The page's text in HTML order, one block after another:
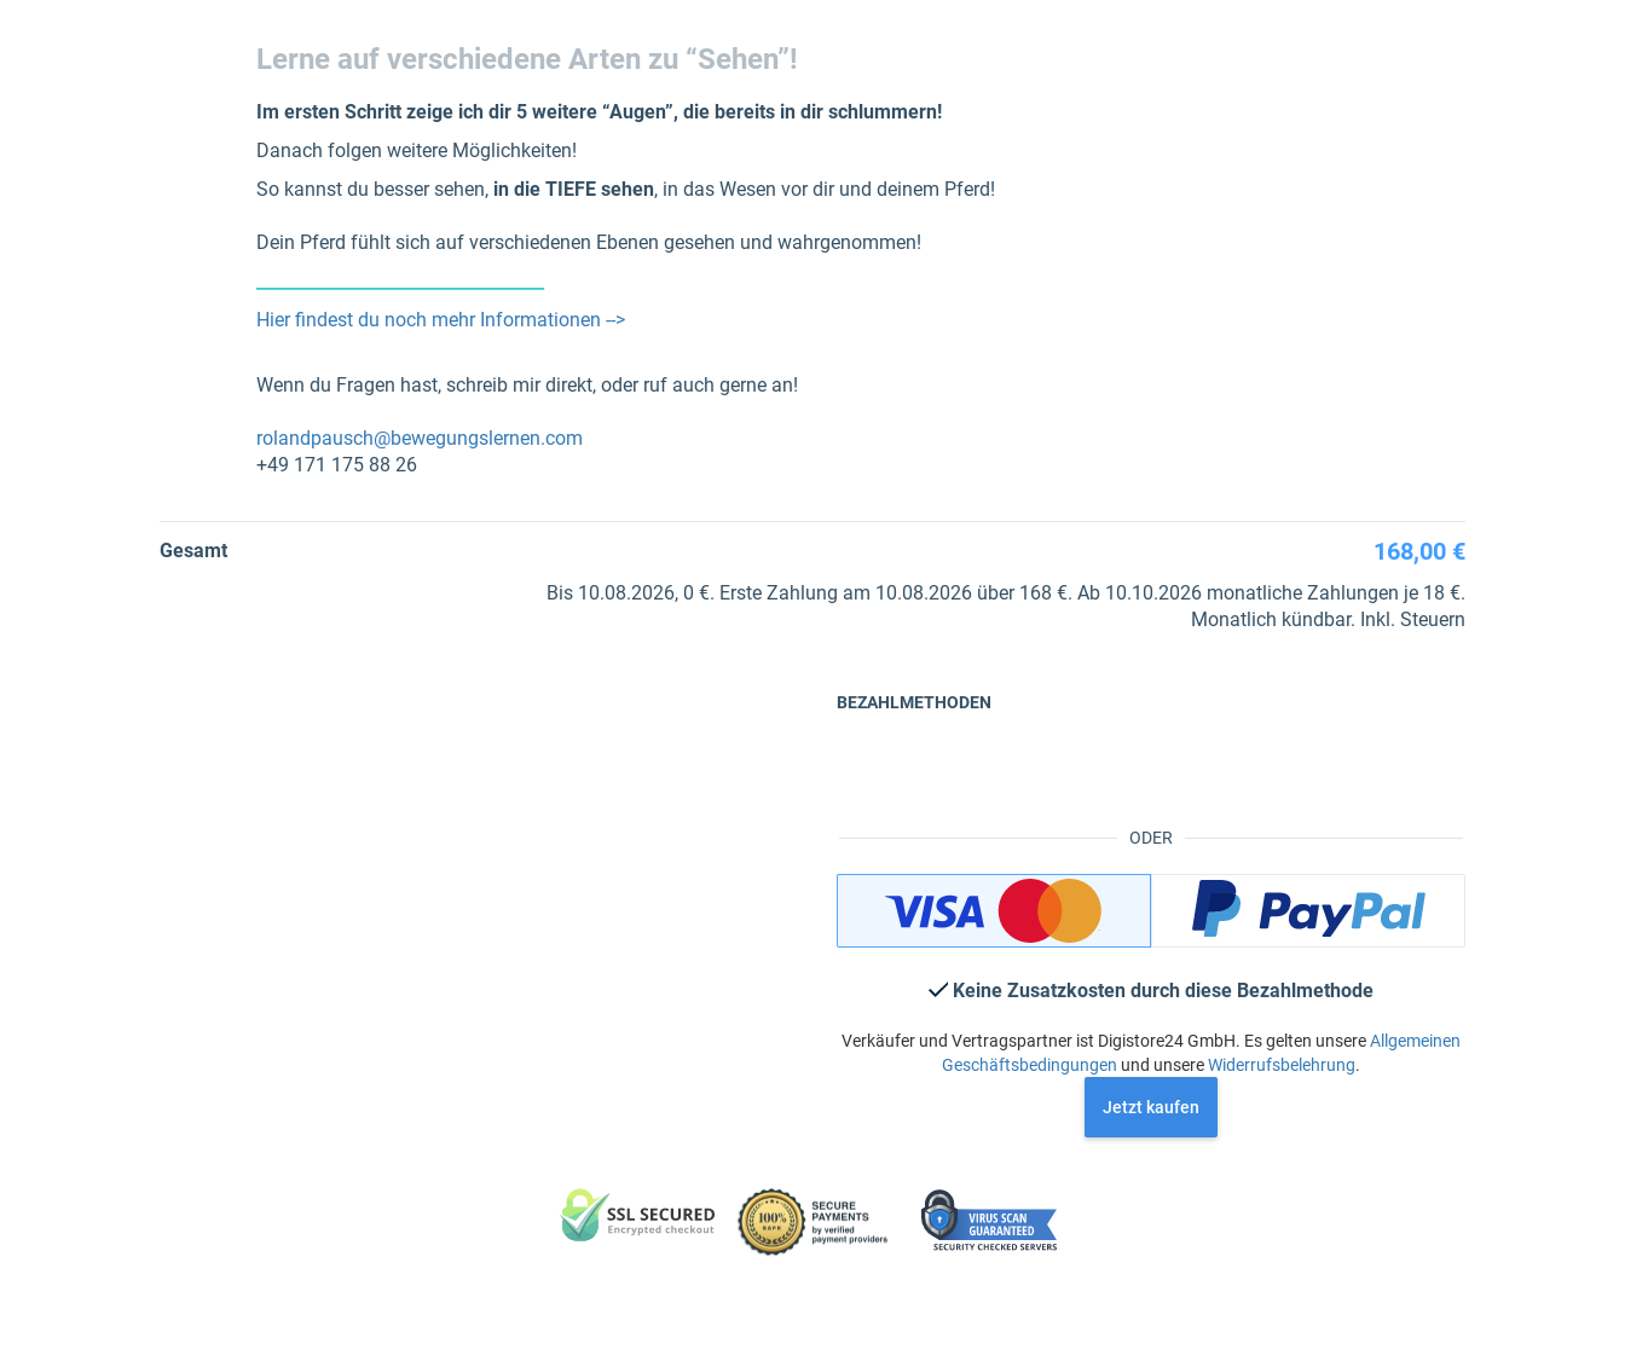
Lerne auf verschiedene Arten zu “Sehen”!
Im ersten Schritt zeige ich dir 5 weitere “Augen”, die bereits in dir schlummern!
Danach folgen weitere Möglichkeiten!
So kannst du besser sehen, in die TIEFE sehen, in das Wesen vor dir und deinem Pferd!
Dein Pferd fühlt sich auf verschiedenen Ebenen gesehen und wahrgenommen!
Hier findest du noch mehr Informationen -->
Wenn du Fragen hast, schreib mir direkt, oder ruf auch gerne an!
rolandpausch@bewegungslernen.com
+49 171 175 88 26
Gesamt 168,00 €
Bis 10.08.2026, 0 €. Erste Zahlung am 10.08.2026 über 168 €. Ab 10.10.2026 monatliche Zahlungen je 18 €.
Monatlich kündbar. Inkl. Steuern
ODER
BEZAHLMETHODEN
Keine Zusatzkosten durch diese Bezahlmethode
Verkäufer und Vertragspartner ist Digistore24 GmbH. Es gelten unsereAllgemeinen
Geschäftsbedingungen und unsereWiderrufsbelehrung.
Jetzt kaufen